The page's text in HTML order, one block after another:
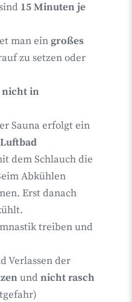
15 Minuten je
man ein großes
zu setzen oder
nicht in
Sauna erfolgt ein
dem Schlauch die
Abkühlen
Erst danach
treiben und
Verlassen der
undnicht rasch